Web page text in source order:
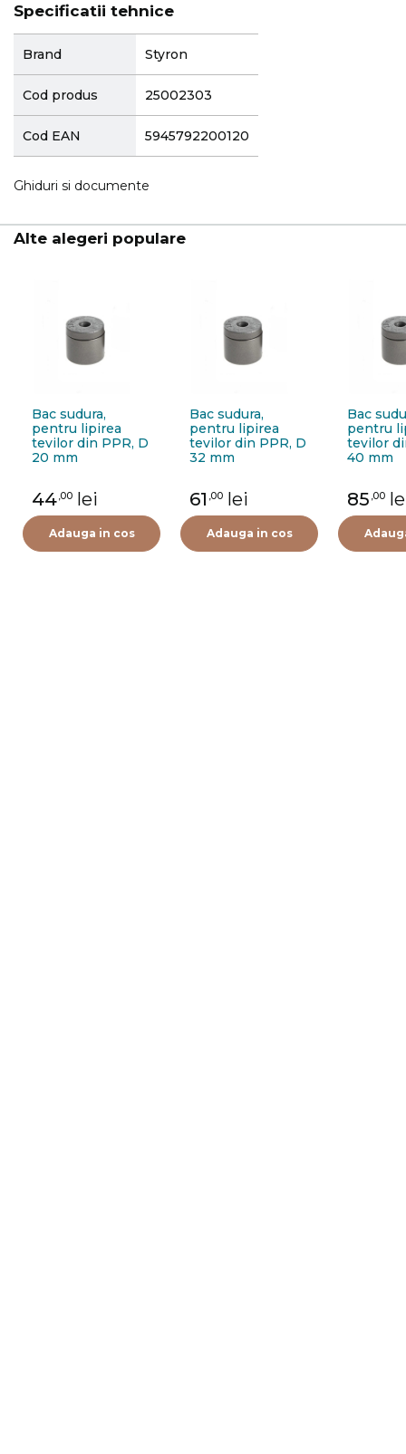
Specificatii tehnice
Brand Styron
Cod produs 25002303
Cod EAN 5945792200120
Ghiduri si documente
Alte alegeri populare
Bac sudura,
pentru lipirea
tevilor din PPR, D
20 mm
44,00 lei
Adauga in cos
Bac sudura,
pentru lipirea
tevilor din PPR, D
32 mm
61 ,00 lei
Adauga in cos
Bac
pentru
tevilor
40 mm
85 ,00